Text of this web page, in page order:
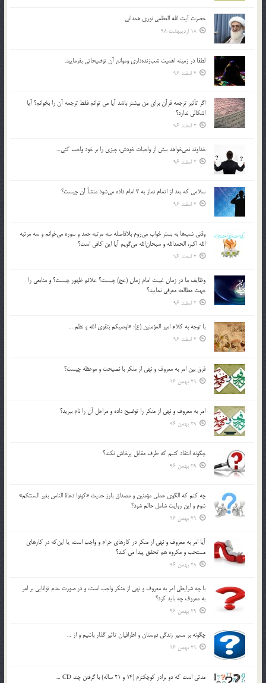
حضرت آیت الله العظمی نوری همدانی
18 اردیبهشت 98
لطفا در زمينه اهميت شب‌زنده‌داري وموانع آن توضيحاتي بفرماييد.
2 اسفند 96
اگر تأثير ترجمه قرآن براي من بيشتر باشد آيا مي توانم فقط ترجمه آن را بخوانم؟ آيا
اشكالي ندارد؟
2 اسفند 96
خداوند نمي‌خواهد بيش از واجبات خودش، چيزي را بر خود واجب كني…
2 اسفند 96
سلامي كه بعد از اتمام نماز به 3 امام داده مي‌شود منشأ آن چيست؟
2 اسفند 96
وقتي شب‌ها به بستر خواب مي‌روم بلافاصله سه مرتبه حمد و سوره مي‌خوانم و سه مرتبه
الله اكبر، الحمدالله و سبحان‌الله مي‌گويم آيا اين كافي است؟
2 اسفند 96
وظايف ما در زمان غيبت امام زمان (عج) چيست؟ علائم ظهور چيست؟ و منابعي را
جهت مطالعه معرفي نماييد؟
2 اسفند 96
با توجه به كلام امير المؤمنين (ع): «اوصيكم بتقوي الله و نظم …
2 اسفند 96
فرق بين امر به معروف و نهي از منكر با نصيحت و موعظه چيست؟
29 بهمن 96
امر به معروف و نهي از منكر را توضيح داده و مراحل آن را نام ببريد؟
29 بهمن 96
چگونه انتقاد كنيم كه طرف مقابل پرخاش نكند؟
29 بهمن 96
چه كنم كه الگوي عملي مؤمنين و مصداق بارز حديث «كونوا دعاة الناس بغير السنتكم»
شوم و اين روايت شامل حالم شود؟
29 بهمن 96
آيا امر به معروف و نهي از منكر در كارهاي حرام و واجب است، يا اين‌كه در كارهاي
مستحب و مكروه هم تحقق پيدا مي كند؟
29 بهمن 96
با چه شرايطي امر به معروف و نهي از منکر واجب است، و در صورت عدم توانايي بر امر
به معروف چه بايد کرد؟
29 بهمن 96
چگونه بر مسير زندگي دوستان و اطرافيان تاثير گذار باشيم و از …
29 بهمن 96
مدتي است كه دو برادر كوچكترم (14 و 21 ساله) با گرفتن چند CD …